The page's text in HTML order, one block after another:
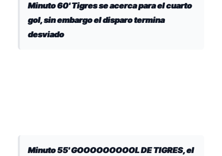
Minuto 60' Tigres se acerca para el cuarto
gol, sin embargo el disparo termina
desviado
Minuto 55' GOOOOOOOOOL DE TIGRES, el